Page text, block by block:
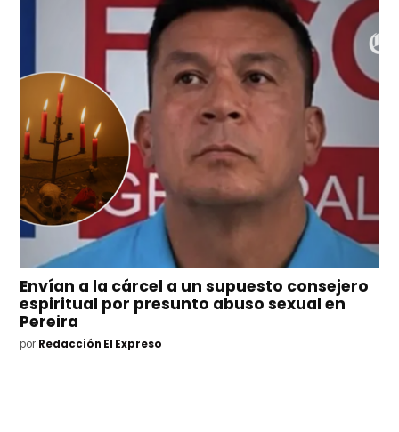
Envían a la cárcel a un supuesto consejero
espiritual por presunto abuso sexual en
Pereira
por Redacción El Expreso